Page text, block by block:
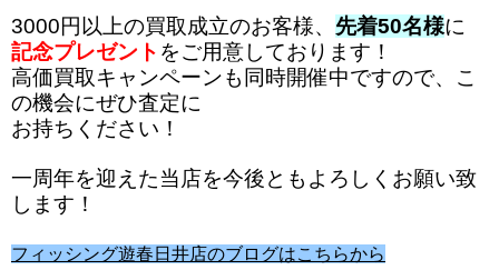
3000円以上の買取成立のお客様、 先着50名様に
記念プレゼント をご用意しております！
高価買取キャンペーンも同時開催中ですので、 こ
の機会にぜひ査定に
お持ちください！
一周年を迎えた当店を今後ともよろしくお願い致
します！
フィッシング遊春日井店のブログはこちらから